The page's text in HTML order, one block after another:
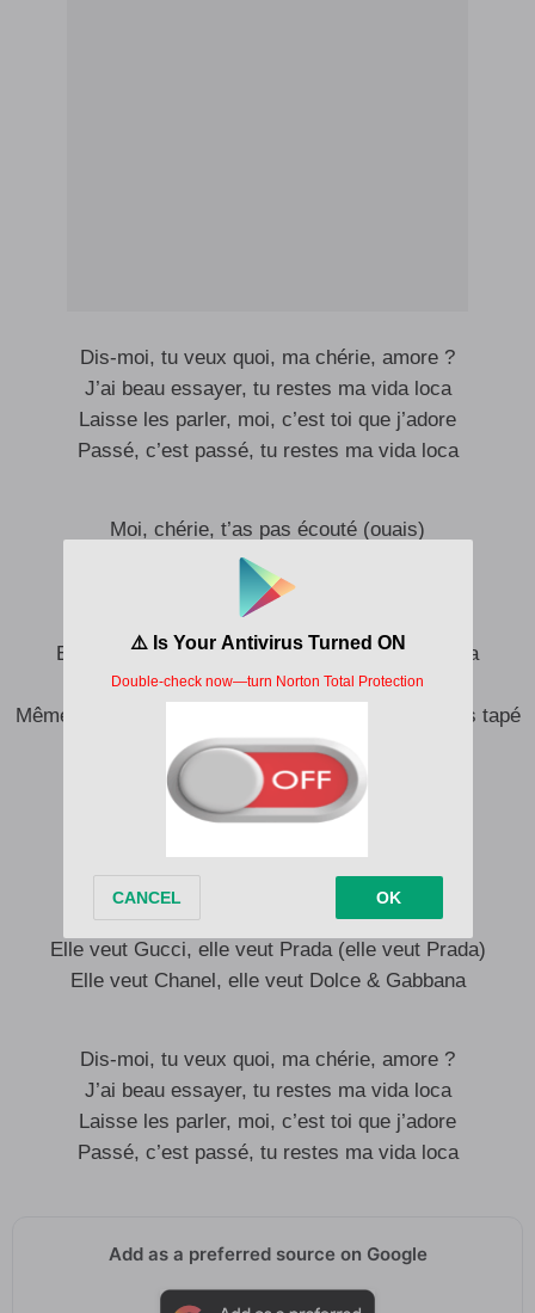
Dis-moi, tu veux quoi, ma chérie, amore ?
J’ai beau essayer, tu restes ma vida loca
Laisse les parler, moi, c’est toi que j’adore
Passé, c’est passé, tu restes ma vida loca
Moi, chérie, t’as pas écouté (ouais)
Les premiers couplets (ouais)
Le wari n’est plus pas sorti (ah)
C’est toi qui va te noyer (ouais)
Elle me dit que l’amour elle te décide de tout ça
Mais je ne la crois pas (ouh)
Même si tu me prends toujours pour un gars où t’as tapé
pour tout
Elle veut Gucci (ha, ha)
Elle veut Prada (ha, ha)
Elle veut Chanel (ha, ha)
Elle veut Dolce & Gabbana (ha, ha)
Elle veut Gucci, elle veut Prada (elle veut Prada)
Elle veut Chanel, elle veut Dolce & Gabbana
Dis-moi, tu veux quoi, ma chérie, amore ?
J’ai beau essayer, tu restes ma vida loca
Laisse les parler, moi, c’est toi que j’adore
Passé, c’est passé, tu restes ma vida loca
Add as a preferred source on Google